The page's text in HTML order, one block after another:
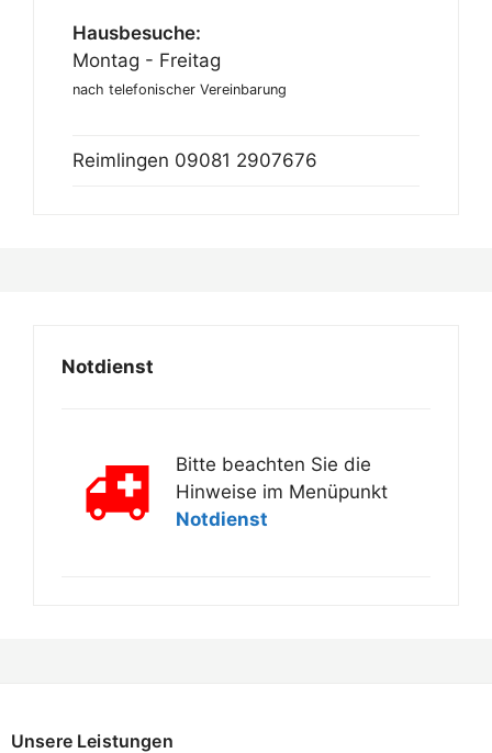
Hausbesuche:
Montag - Freitag
nach telefonischer Vereinbarung
Reimlingen 09081 2907676
Notdienst
Bitte beachten Sie die
Hinweise im Menüpunkt
Notdienst
Unsere Leistungen